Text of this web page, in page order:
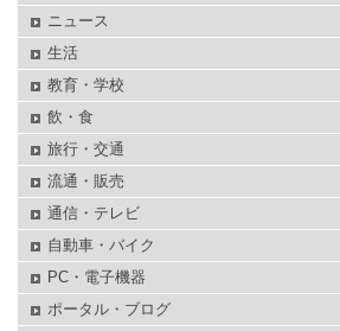
ニュース
生活
教育・学校
飲・食
旅行・交通
流通・販売
通信・テレビ
自動車・バイク
PC・電子機器
ポータル・ブログ